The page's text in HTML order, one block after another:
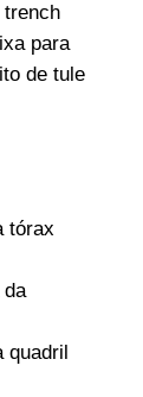
para
de tule
tórax